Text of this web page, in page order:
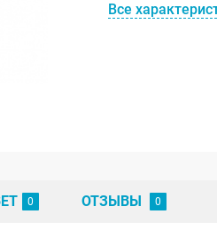
Все
ОТЗЫВЫ